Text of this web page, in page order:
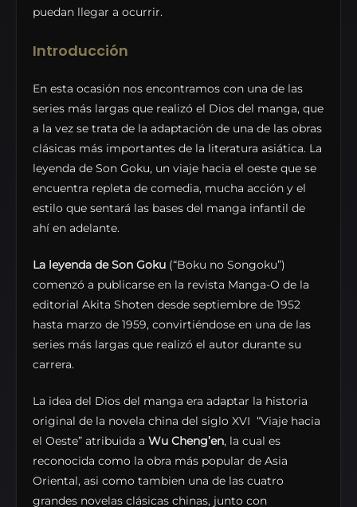
puedan llegar a ocurrir.
Introducción
En esta ocasión nos encontramos con una de las
series más largas que realizó el Dios del manga, que
a la vez se trata de la adaptación de una de las obras
clásicas más importantes de la literatura asiática. La
leyenda de Son Goku, un viaje hacia el oeste que se
encuentra repleta de comedia, mucha acción y el
estilo que sentará las bases del manga infantil de
ahí en adelante.
La leyenda de Son Goku (“Boku no Songoku”)
comenzó a publicarse en la revista Manga-O de la
editorial Akita Shoten desde septiembre de 1952
hasta marzo de 1959, convirtiéndose en una de las
series más largas que realizó el autor durante su
carrera.
La idea del Dios del manga era adaptar la historia
original de la novela china del siglo XVI “Viaje hacia
el Oeste” atribuida a Wu Cheng’en, la cual es
reconocida como la obra más popular de Asia
Oriental, asi como tambien una de las cuatro
grandes novelas clásicas chinas, junto con